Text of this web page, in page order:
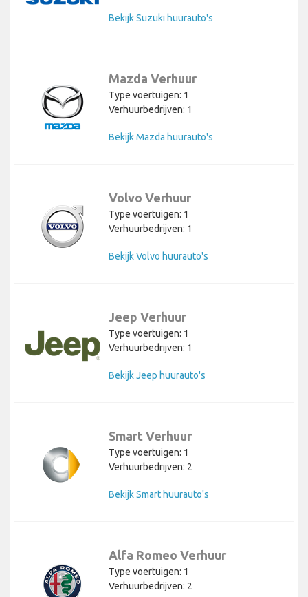
Bekijk Suzuki huurauto's
Mazda Verhuur
Type voertuigen: 1
Verhuurbedrijven: 1
Bekijk Mazda huurauto's
Volvo Verhuur
Type voertuigen: 1
Verhuurbedrijven: 1
Bekijk Volvo huurauto's
Jeep Verhuur
Type voertuigen: 1
Verhuurbedrijven: 1
Bekijk Jeep huurauto's
Smart Verhuur
Type voertuigen: 1
Verhuurbedrijven: 2
Bekijk Smart huurauto's
Alfa Romeo Verhuur
Type voertuigen: 1
Verhuurbedrijven: 2